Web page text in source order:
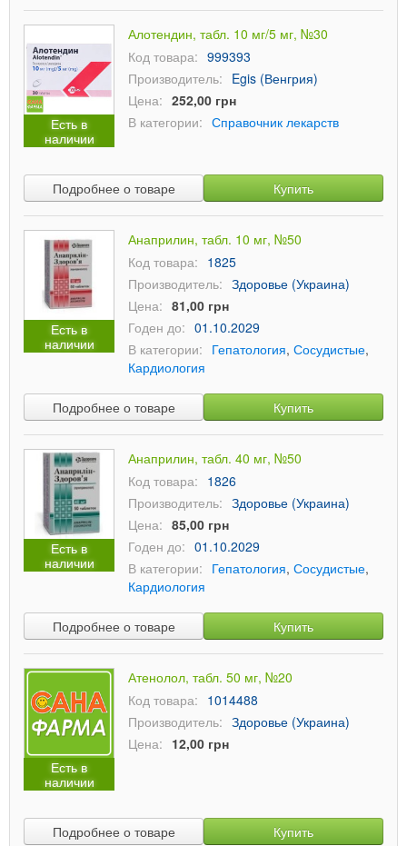
Есть в
наличии
Алотендин, табл. 10 мг/5 мг, №30
Код товара: 999393
Производитель: Egis (Венгрия)
Цена: 252,00 грн
В категории: Справочник лекарств
Подробнее о товаре Купить
Есть в
наличии
Анаприлин, табл. 10 мг, №50
Код товара: 1825
Производитель: Здоровье (Украина)
Цена: 81,00 грн
Годен до: 01.10.2029
В категории: Гепатология, Сосудистые,
Кардиология
Подробнее о товаре Купить
Есть в
наличии
Анаприлин, табл. 40 мг, №50
Код товара: 1826
Производитель: Здоровье (Украина)
Цена: 85,00 грн
Годен до: 01.10.2029
В категории: Гепатология, Сосудистые,
Кардиология
Подробнее о товаре Купить
Есть в
наличии
Атенолол, табл. 50 мг, №20
Код товара: 1014488
Производитель: Здоровье (Украина)
Цена: 12,00 грн
Подробнее о товаре Купить